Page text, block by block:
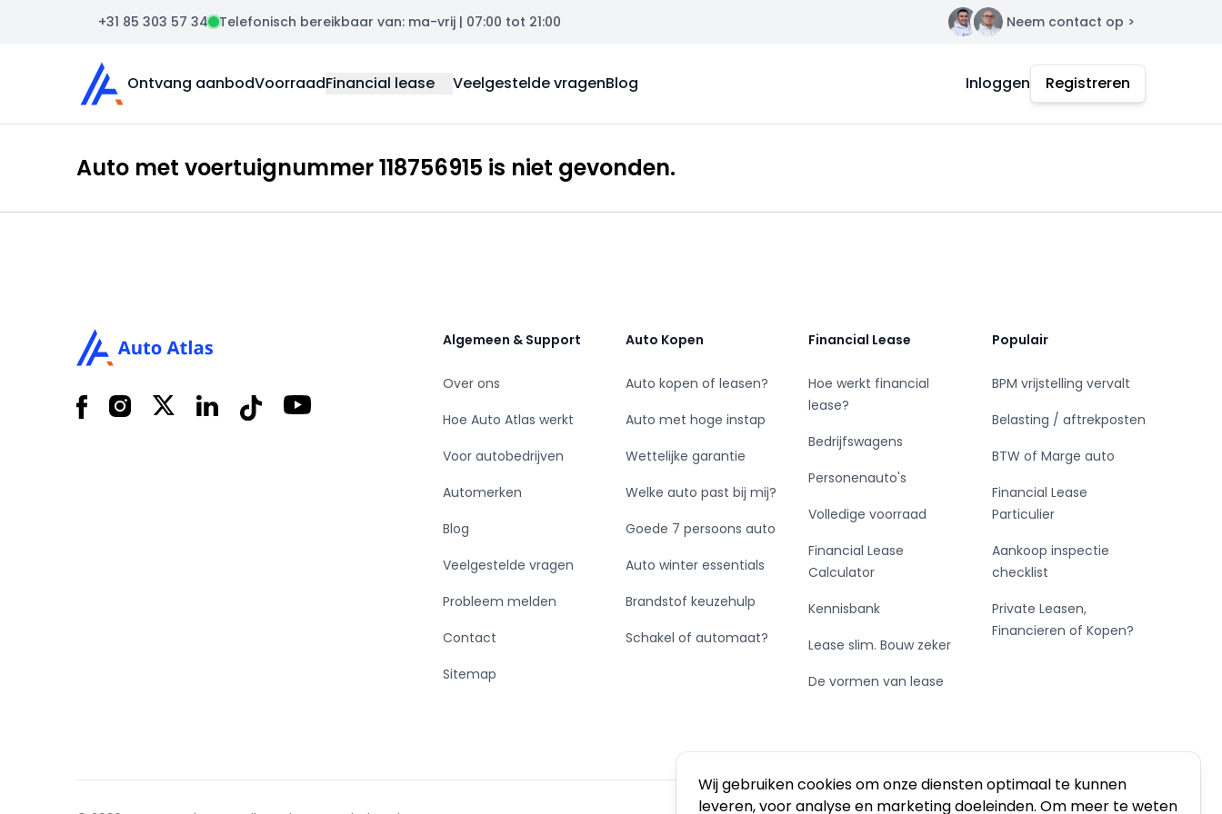
Wij gebruiken cookies om onze diensten optimaal te kunnen
leveren, voor analyse en marketing doeleinden. Om meer te weten
+31 85 303 57 34 Telefonisch bereikbaar van: ma-vrij | 07:00 tot 21:00 Contact Neem contact op >
Auto Atlas
Ontvang aanbodVoorraadFinancial lease Veelgestelde vragenBlog Inloggen Registreren
Auto met voertuignummer 118756915 is niet gevonden.
FacebookInstagram
X LinkedInTiktok YouTube
Algemeen & Support
Over ons
Hoe Auto Atlas werkt
Voor autobedrijven
Automerken
Blog
Veelgestelde vragen
Probleem melden
Contact
Sitemap
Auto Kopen
Auto kopen of leasen?
Auto met hoge instap
Wettelijke garantie
Welke auto past bij mij?
Goede 7 persoons auto
Auto winter essentials
Brandstof keuzehulp
Schakel of automaat?
Financial Lease
Hoe werkt financial
lease?
Bedrijfswagens
Personenauto's
Volledige voorraad
Financial Lease
Calculator
Kennisbank
Lease slim. Bouw zeker
De vormen van lease
Populair
BPM vrijstelling vervalt
Belasting / aftrekposten
BTW of Marge auto
Financial Lease
Particulier
Aankoop inspectie
checklist
Private Leasen,
Financieren of Kopen?